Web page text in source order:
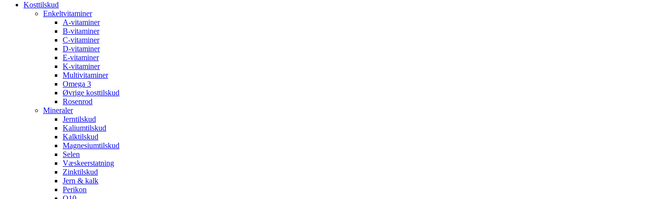
Kosttilskud
Enkeltvitaminer
A-vitaminer
B-vitaminer
C-vitaminer
D-vitaminer
E-vitaminer
K-vitaminer
Multivitaminer
Omega 3
Øvrige kosttilskud
Rosenrod
Mineraler
Jerntilskud
Kaliumtilskud
Kalktilskud
Magnesiumtilskud
Selen
Væskeerstatning
Zinktilskud
Jern & kalk
Perikon